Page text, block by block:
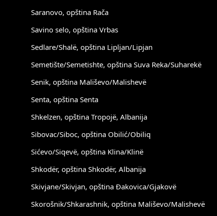
Saranovo, opština Rača
Savino selo, opština Vrbas
Sedlare/Shalë, opština Lipljan/Lipjan
Semetište/Semetishte, opština Suva Reka/Suharekë
Senik, opština Mališevo/Malishevë
Senta, opština Senta
Shkelzen, opština Tropojë, Albanija
Sibovac/Siboc, opština Obilić/Obiliq
Sićevo/Siqevë, opština Klina/Klinë
Shkodër, opština Shkodër, Albanija
Skivjane/Skivjan, opština Đakovica/Gjakovë
Skorošnik/Shkarashnik, opština Mališevo/Malishevë